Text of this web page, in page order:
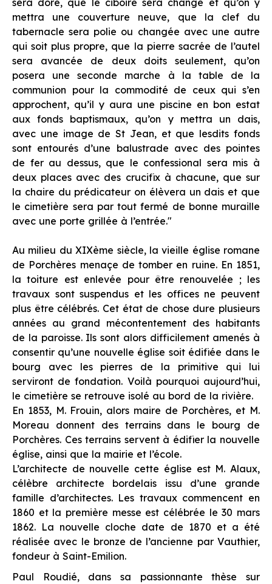
sera doré, que le ciboire sera changé et qu’on y
mettra une couverture neuve, que la clef du
tabernacle sera polie ou changée avec une autre
qui soit plus propre, que la pierre sacrée de l’autel
sera avancée de deux doits seulement, qu’on
posera une seconde marche à la table de la
communion pour la commodité de ceux qui s’en
approchent, qu’il y aura une piscine en bon estat
aux fonds baptismaux, qu’on y mettra un dais,
avec une image de St Jean, et que lesdits fonds
sont entourés d’une balustrade avec des pointes
de fer au dessus, que le confessional sera mis à
deux places avec des crucifix à chacune, que sur
la chaire du prédicateur on élèvera un dais et que
le cimetière sera par tout fermé de bonne muraille
avec une porte grillée à l’entrée."
Au milieu du XIXème siècle, la vieille église romane
de Porchères menaçe de tomber en ruine. En 1851,
la toiture est enlevée pour être renouvelée ; les
travaux sont suspendus et les offices ne peuvent
plus être célébrés. Cet état de chose dure plusieurs
années au grand mécontentement des habitants
de la paroisse. Ils sont alors difficilement amenés à
consentir qu’une nouvelle église soit édifiée dans le
bourg avec les pierres de la primitive qui lui
serviront de fondation. Voilà pourquoi aujourd’hui,
le cimetière se retrouve isolé au bord de la rivière.
En 1853, M. Frouin, alors maire de Porchères, et M.
Moreau donnent des terrains dans le bourg de
Porchères. Ces terrains servent à édifier la nouvelle
église, ainsi que la mairie et l’école.
L’architecte de nouvelle cette église est M. Alaux,
célèbre architecte bordelais issu d’une grande
famille d’architectes. Les travaux commencent en
1860 et la première messe est célébrée le 30 mars
1862. La nouvelle cloche date de 1870 et a été
réalisée avec le bronze de l’ancienne par Vauthier,
fondeur à Saint-Emilion.
Paul Roudié, dans sa passionnante thèse sur